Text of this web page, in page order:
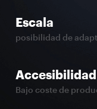
Escala
posibilidad de
Accesibilidad
Bajo coste de